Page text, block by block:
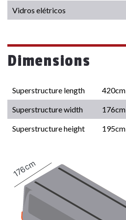
Vidros elétricos
Dimensions
Superstructure length 420cm
Superstructure width 176cm
Superstructure height 195cm
176cm